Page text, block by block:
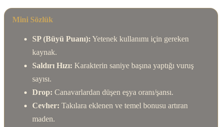
Mini Sözlük
SP (Büyü Puanı): Yetenek kullanımı için gereken
kaynak.
Saldırı Hızı: Karakterin saniye başına yaptığı vuruş
sayısı.
Drop: Canavarlardan düşen eşya oranı/şansı.
Cevher: Takılara eklenen ve temel bonusu artıran
maden.